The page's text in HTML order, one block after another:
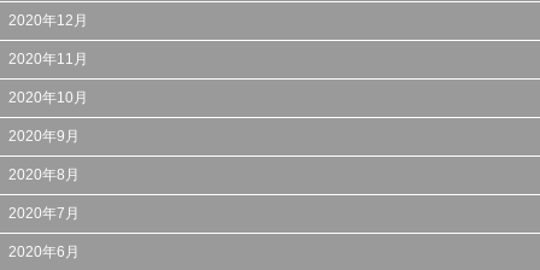
2020年12月
2020年11月
2020年10月
2020年9月
2020年8月
2020年7月
2020年6月